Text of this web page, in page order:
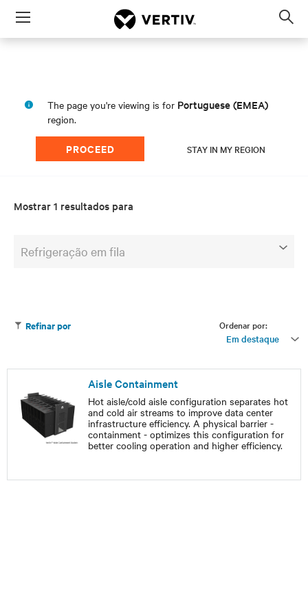
Menu
The page you're viewing is for Portuguese (EMEA)
region.
PROCEED STAY IN MY REGION
Mostrar 1 resultados para
Refrigeração em fila
Ordenar por:
Em destaque
Refinar por
Aisle Containment
Hot aisle/cold aisle configuration separates hot
and cold air streams to improve data center
infrastructure efficiency. A physical barrier -
containment - optimizes this configuration for
better cooling operation and higher efficiency.